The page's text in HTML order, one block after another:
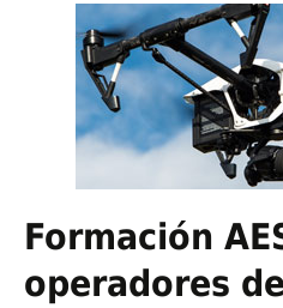
Formación
operadores